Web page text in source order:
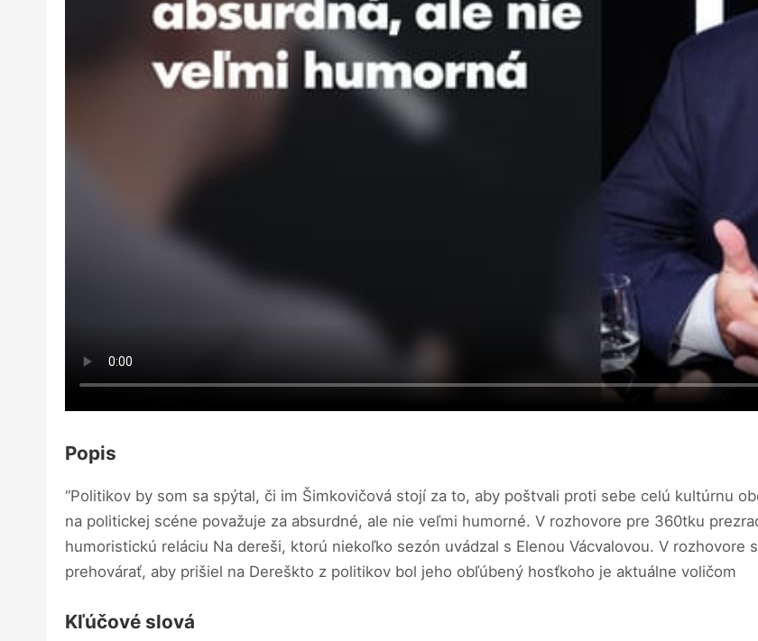
Popis
“Politikov by som sa spýtal, či im Šimkovičová stojí za to, aby poštvali proti sebe celú kultúrnu
na politickej scéne považuje za absurdné, ale nie veľmi humorné. V rozhovore pre 360tku
humoristickú reláciu Na dereši, ktorú niekoľko sezón uvádzal s Elenou Vácvalovou. V rozhovore
prehovárať, aby prišiel na Dereškto z politikov bol jeho obľúbený hosťkoho je aktuálne voličom
Kľúčové slová